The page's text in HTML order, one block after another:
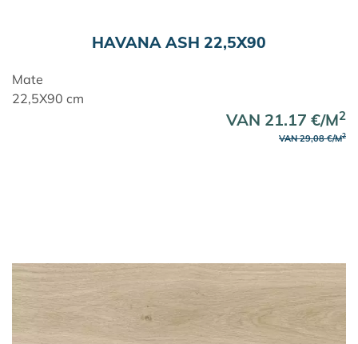
HAVANA ASH 22,5X90
Mate
22,5X90 cm
VAN 21.17 €/M2
VAN 29,08 €/M2